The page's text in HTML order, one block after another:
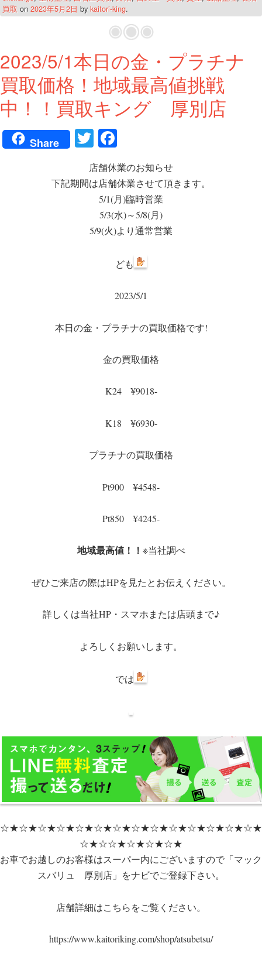
買取 on 2023年5月2日 bykaitori-king.
2023/5/1本日の金・プラチナ
買取価格！地域最高値挑戦
中！！買取キング 厚別店
Share T
wi
tte
r
ce
bo
ok
店舗休業のお知らせ
下記期間は店舗休業させて頂きます。
5/1(月)臨時営業
5/3(水)～5/8(月)
5/9(火)より通常営業
ども
2023/5/1
本日の金・プラチナの買取価格です!
金の買取価格
K24 ¥9018-
K18 ¥6930-
プラチナの買取価格
Pt900 ¥4548-
Pt850 ¥4245-
地域最高値！！ ※当社調べ
ぜひご来店の際はHPを見たとお伝えください。
詳しくは当社HP・スマホまたは店頭まで♪
よろしくお願いします。
では
☆★☆★☆★☆★☆★☆★☆★☆★☆★☆★☆★☆★☆★☆★
☆★☆☆★☆★☆★☆★
お車でお越しのお客様はスーパー内にございますので「マック
スバリュ 厚別店」をナビでご登録下さい。
店舗詳細はこちらをご覧ください。
https://www.kaitoriking.com/shop/atsubetsu/